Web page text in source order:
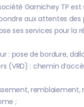
Garnichey TP
aux attentes
ses services pour la
: pose de bordure,
(VRD) : chemin
remblaiement,
;